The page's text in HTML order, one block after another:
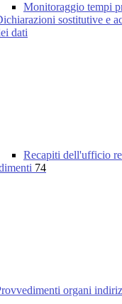
Monitoraggio tempi
sostitutive e
dati
Recapiti dell'ufficio
74
organi